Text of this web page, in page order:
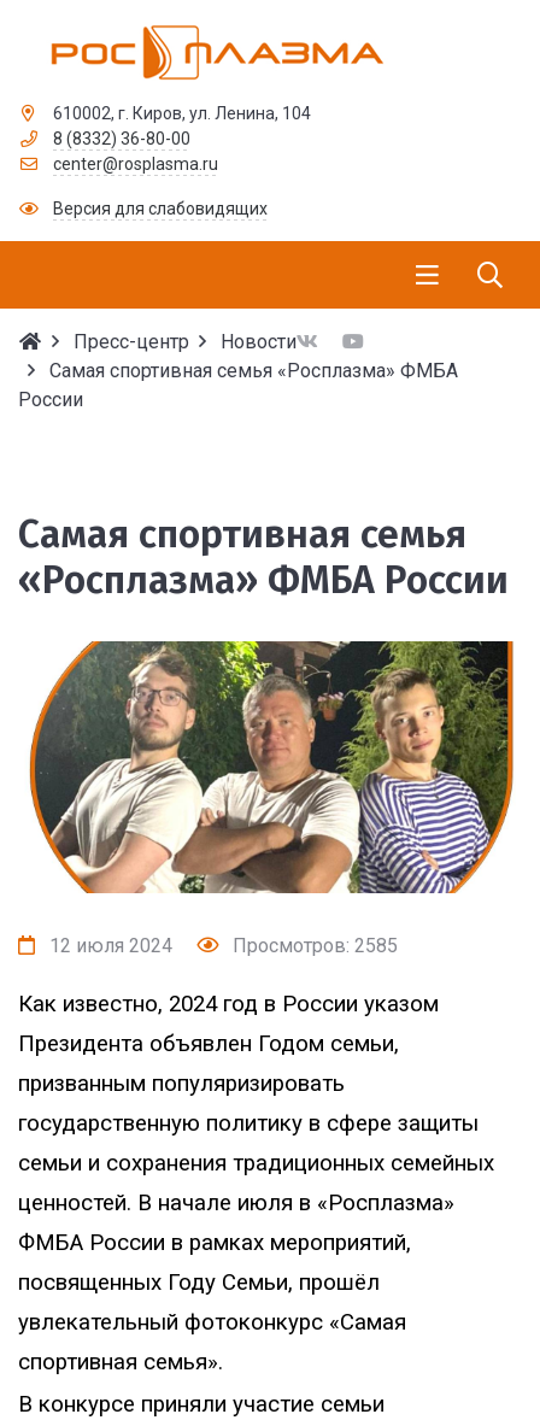
610002, г. Киров, ул. Ленина, 104
8 (8332) 36-80-00
center@rosplasma.ru
Версия для слабовидящих
Пресс-центр
Новости
Самая спортивная семья «Росплазма» ФМБА
России
Самая спортивная семья
«Росплазма» ФМБА России
12 июля 2024 Просмотров: 2585
Как известно, 2024 год в России указом
Президента объявлен Годом семьи,
призванным популяризировать
государственную политику в сфере защиты
семьи и сохранения традиционных семейных
ценностей. В начале июля в «Росплазма»
ФМБА России в рамках мероприятий,
посвященных Году Семьи, прошёл
увлекательный фотоконкурс «Самая
спортивная семья».
В конкурсе приняли участие семьи